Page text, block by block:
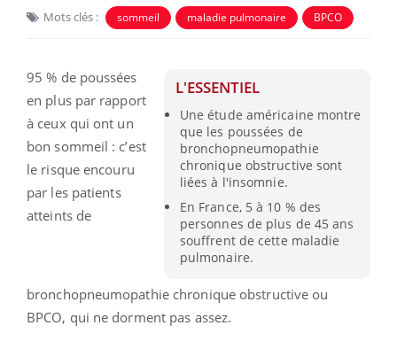
Mots clés : sommeil maladie pulmonaire BPCO
L'ESSENTIEL
Une étude américaine montre
que les poussées de
bronchopneumopathie
chronique obstructive sont
liées à l'insomnie.
En France, 5 à 10 % des
personnes de plus de 45 ans
souffrent de cette maladie
pulmonaire.
95 % de poussées
en plus par rapport
à ceux qui ont un
bon sommeil : c’est
le risque encouru
par les patients
atteints de
bronchopneumopathie chronique obstructive ou
BPCO, qui ne dorment pas assez.